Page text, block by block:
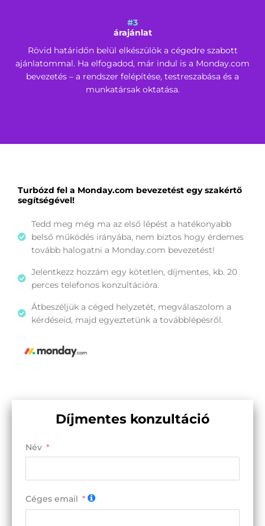
#3
árajánlat
Rövid határidőn belül elkészülök a cégedre szabott
ajánlatommal. Ha elfogadod, már indul is a Monday.com
bevezetés – a rendszer felépítése, testreszabása és a
munkatársak oktatása.
Turbózd fel a Monday.com bevezetést egy szakértő
segítségével!
Tedd meg még ma az első lépést a hatékonyabb
belső működés irányába, nem biztos hogy érdemes
tovább halogatni a Monday.com bevezetést!
Jelentkezz hozzám egy kötetlen, díjmentes, kb. 20
perces telefonos konzultációra.
Átbeszéljük a céged helyzetét, megválaszolom a
kérdéseid, majd egyeztetünk a továbblépésről.
Díjmentes konzultáció
Név
Céges email